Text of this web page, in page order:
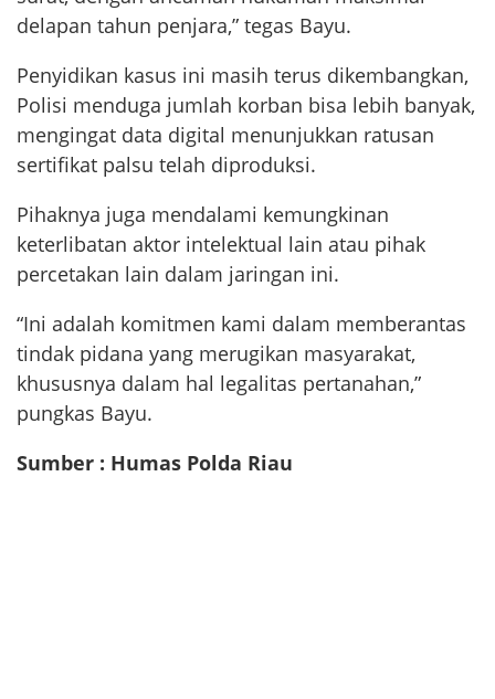
delapan tahun penjara,” tegas Bayu.
Penyidikan kasus ini masih terus dikembangkan,
Polisi menduga jumlah korban bisa lebih banyak,
mengingat data digital menunjukkan ratusan
sertifikat palsu telah diproduksi.
Pihaknya juga mendalami kemungkinan
keterlibatan aktor intelektual lain atau pihak
percetakan lain dalam jaringan ini.
“Ini adalah komitmen kami dalam memberantas
tindak pidana yang merugikan masyarakat,
khususnya dalam hal legalitas pertanahan,”
pungkas Bayu.
Sumber : Humas Polda Riau